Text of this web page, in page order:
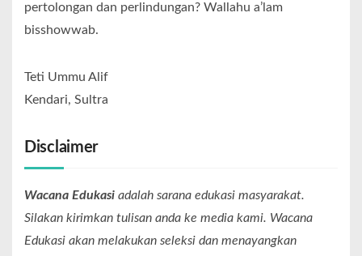
pertolongan dan perlindungan? Wallahu a’lam
bisshowwab.
Teti Ummu Alif
Kendari, Sultra
Disclaimer
Wacana Edukasi adalah sarana edukasi masyarakat.
Silakan kirimkan tulisan anda ke media kami. Wacana
Edukasi akan melakukan seleksi dan menayangkan